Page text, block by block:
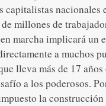
capitalistas nacionales
millones de
marcha implicará un
a muchos
lleva más de 17
a los poderosos.
la construcción